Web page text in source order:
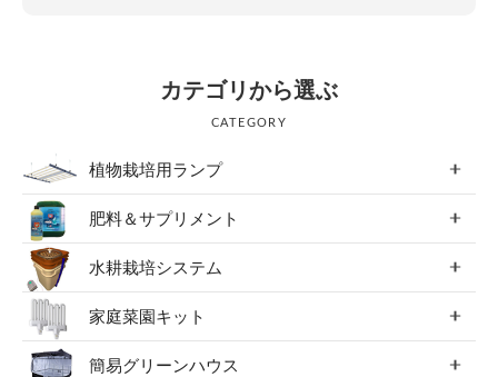
カテゴリから選ぶ
CATEGORY
植物栽培用ランプ
肥料＆サプリメント
水耕栽培システム
家庭菜園キット
簡易グリーンハウス